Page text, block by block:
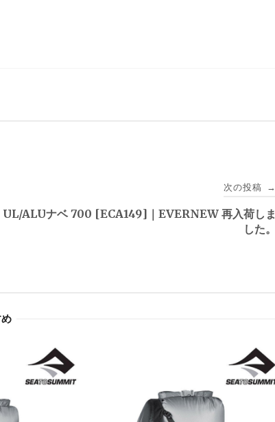
次の投稿 →
UL/ALUナベ 700 [ECA149]｜EVERNEW 再入荷しま
した。